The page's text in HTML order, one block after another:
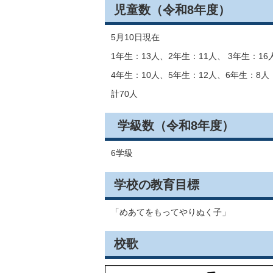
児童数（令和8年度）
5月10日現在
1年生：13人、2年生：11人、 3年生：16
4年生：10人、5年生：12人、6年生：8人
計70人
学級数（令和8年度）
6学級
学校の教育目標
「めあてをもってやりぬく子」
校歌